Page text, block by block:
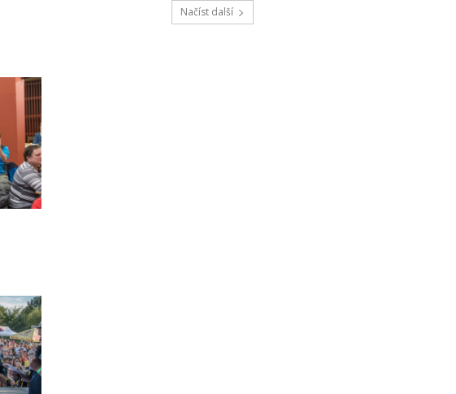
Načíst další